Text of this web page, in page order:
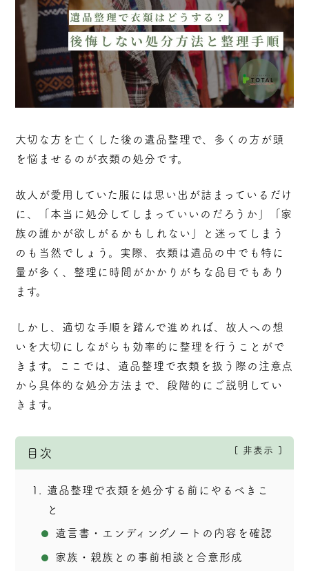
大切な方を亡くした後の遺品整理で、多くの方が頭
を悩ませるのが衣類の処分です。
故人が愛用していた服には思い出が詰まっているだけ
に、「本当に処分してしまっていいのだろうか」「家
族の誰かが欲しがるかもしれない」と迷ってしまう
のも当然でしょう。実際、衣類は遺品の中でも特に
量が多く、整理に時間がかかりがちな品目でもあり
ます。
しかし、適切な手順を踏んで進めれば、故人への想
いを大切にしながらも効率的に整理を行うことがで
きます。ここでは、遺品整理で衣類を扱う際の注意点
から具体的な処分方法まで、段階的にご説明してい
きます。
目次 非表示
1
遺品整理で衣類を処分する前にやるべきこ
と
遺言書・エンディングノートの内容を確認
家族・親族との事前相談と合意形成